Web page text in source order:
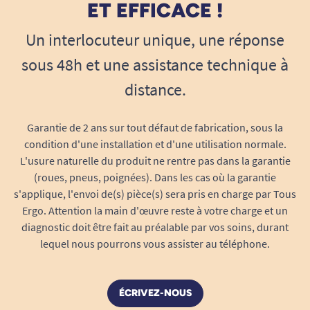
hommes souhaitant se sentir libres et actifs
malgré des soucis urinaires. L’enfilage et le
retrait sont intuitifs, sur le même principe qu’un
slip classique, pour une autonomie accrue en
toutes circonstances.
Port assuré et maintien optimal même lors
de mouvements dynamiques (sport, trajets,
journées intenses...)
Ceinture élastiquée pour une mise en place
facile et un maintien sans glissement
Effet “seconde peau” : pas de frottement,
pas d’effet plastique ni de bruit à la marche
désagréables et garantit fraîcheur discrète
toute la journée
1 2
ET EFFICACE !
Un interlocuteur unique, une réponse
sous 48h et une assistance technique à
distance.
Garantie de 2 ans sur tout défaut de fabrication, sous la
condition d'une installation et d'une utilisation normale.
L'usure naturelle du produit ne rentre pas dans la garantie
(roues, pneus, poignées). Dans les cas où la garantie
s'applique, l'envoi de(s) pièce(s) sera pris en charge par Tous
Ergo. Attention la main d'œuvre reste à votre charge et un
diagnostic doit être fait au préalable par vos soins, durant
lequel nous pourrons vous assister au téléphone.
ÉCRIVEZ-NOUS